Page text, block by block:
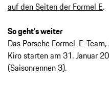
auf den Seiten der Formel E.
So geht’s weiter
Das Porsche Formel-E-
Kiro starten am 31. Januar
(Saisonrennen 3).